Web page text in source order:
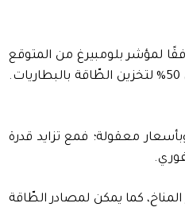
لمؤشر بلومبيرغ من المتوقع
بحلول عام 2035 أن تنخفض تكاليف توليد الكهرباء عالميًّا بنسبة 26% لطاقة الرياح البرية، و22% لطاقة الرياح البحرية، و31% للطاقة الشمسية الثابتة، وما يقرب من 50% لتخزين الطّاقة بالبطاريات.
معقولة؛ فمع تزايد قدرة
كما يمكن لمصادر الطّاقة